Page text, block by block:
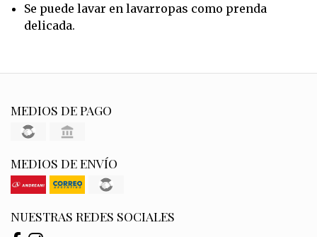
Se puede lavar en lavarropas como prenda
delicada.
MEDIOS DE PAGO
MEDIOS DE ENVÍO
NUESTRAS REDES SOCIALES